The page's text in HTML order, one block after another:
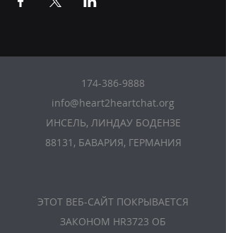
174-386-9888
info@heart2heartchat.org
ИНСЕЛЬ, ЛИНДАУ БОДЕНЗЕ
88131, БАВАРИЯ, ГЕРМАНИЯ
ЭТОТ ВЕБ-САЙТ ПОКРЫВАЕТСЯ
ЗАКОНОМ HR3723 ОБ